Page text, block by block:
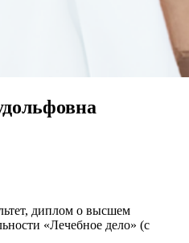
диплом о высшем
«Лечебное дело» (с